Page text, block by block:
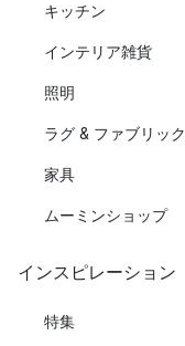
キッチン
インテリア雑貨
照明
ラグ & ファブリック
家具
ムーミンショップ
インスピレーション
特集